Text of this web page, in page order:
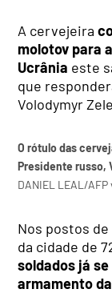
A cervejeira
molotov para
Ucrânia este
que
Volodymyr
O rótulo das
Presidente russo,
DANIEL LEAL/
Nos postos
da cidade de
soldados já
armamento